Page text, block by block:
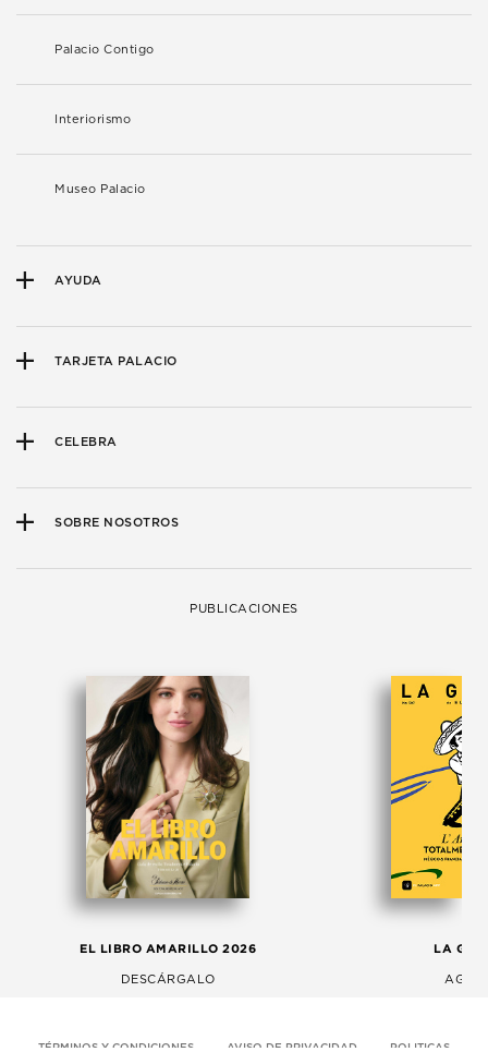
Palacio Contigo
Interiorismo
Museo Palacio
AYUDA
TARJETA PALACIO
CELEBRA
SOBRE NOSOTROS
PUBLICACIONES
EL LIBRO AMARILLO 2026
DESCÁRGALO
LA
TÉRMINOS Y CONDICIONES AVISO DE PRIVACIDAD POLITICAS